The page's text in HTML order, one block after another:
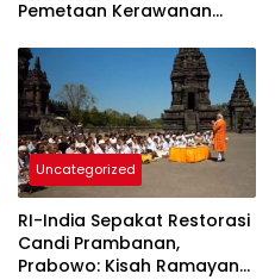
Pemetaan Kerawanan
Uncategorized
RI-India Sepakat Restorasi
Candi Prambanan,
Prabowo: Kisah Ramayana